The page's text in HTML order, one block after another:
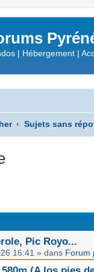
| Hébergement |
Sujets sans
Pic Royo...
16:41 » dans Forum